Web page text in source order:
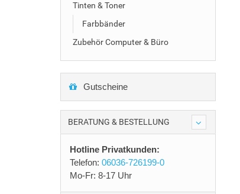
Tinten & Toner
Farbbänder
Zubehör Computer & Büro
Gutscheine
BERATUNG & BESTELLUNG
Hotline Privatkunden:
Telefon: 06036-726199-0
Mo-Fr: 8-17 Uhr